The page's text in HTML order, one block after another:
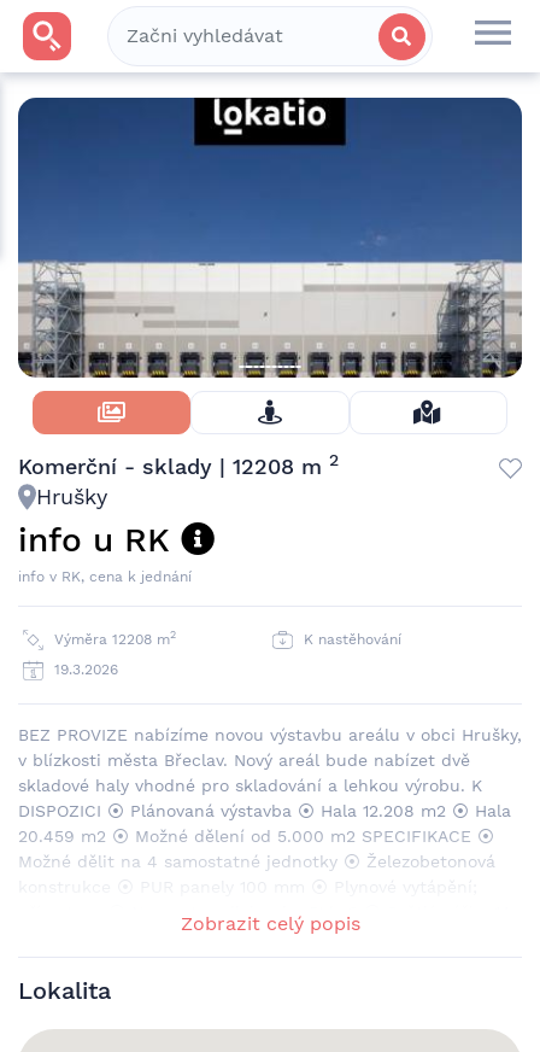
Skrýt Fotky
Komerční - sklady | 12208 m 2
Hrušky
info u RK
info v RK, cena k jednání
Výměra 12208 m2
K nastěhování
19.3.2026
BEZ PROVIZE nabízíme novou výstavbu areálu v obci Hrušky,
v blízkosti města Břeclav. Nový areál bude nabízet dvě
skladové haly vhodné pro skladování a lehkou výrobu. K
DISPOZICI ⦿ Plánovaná výstavba ⦿ Hala 12.208 m2 ⦿ Hala
20.459 m2 ⦿ Možné dělení od 5.000 m2 SPECIFIKACE ⦿
Možné dělit na 4 samostatné jednotky ⦿ Železobetonová
konstrukce ⦿ PUR panely 100 mm ⦿ Plynové vytápění;
přímotopy ⦿ Nosnost podlah min. 5t/m2 ⦿ Světlá výška 14
m ⦿ LED osvětlení ⦿ Sprinklery ⦿ Kanceláře a sociální
zázemí dle požadavků klienta ⦿ Možnost úprav na míru dle
požadavků klienta (sklad, výroba, R&D, logistika atd) ⦿
parkování TIR i PKW LOKALITA ⦿ Areál bude dopravně
Zobrazit celý popis
Lokalita